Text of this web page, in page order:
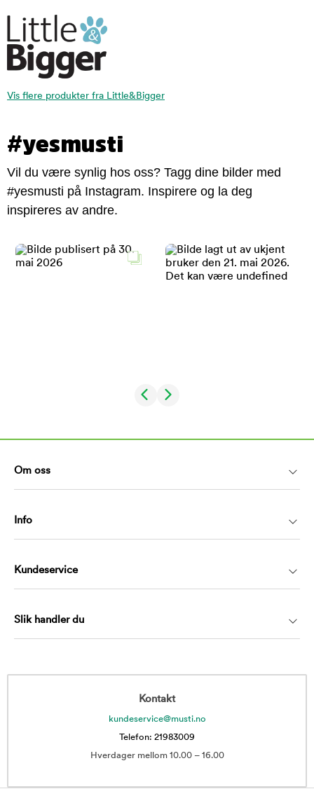
Vis flere produkter fra Little&Bigger
#yesmusti
Vil du være synlig hos oss? Tagg dine bilder med
#yesmusti på Instagram. Inspirere og la deg
inspireres av andre.
Om oss
Info
Kundeservice
Slik handler du
Kontakt
kundeservice@musti.no
Telefon: 21983009
Hverdager mellom 10.00 – 16.00